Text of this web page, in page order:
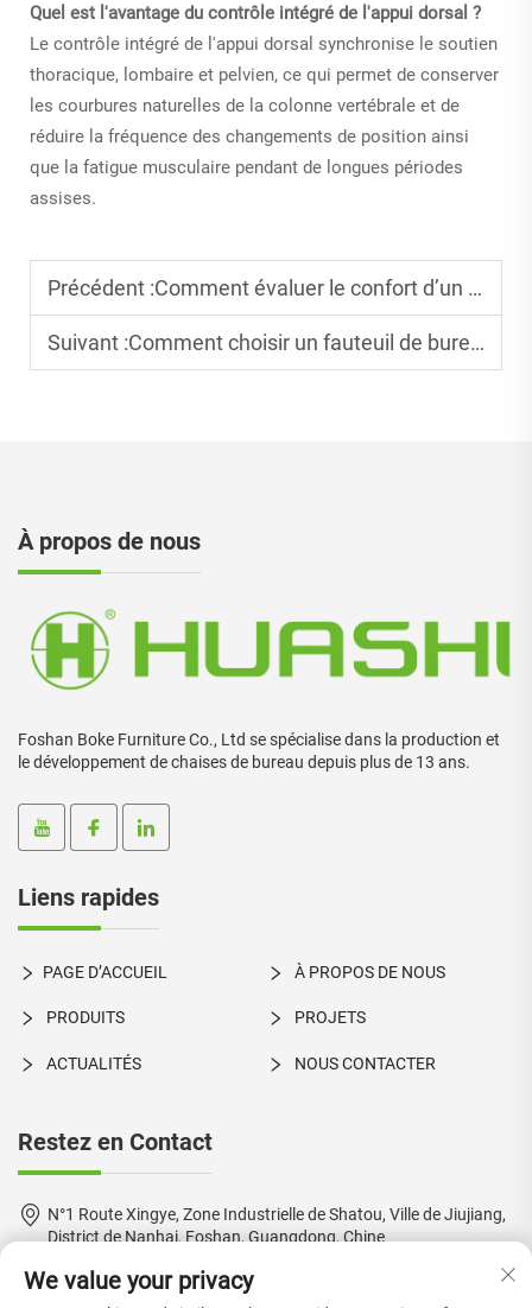
Quel est l'avantage du contrôle intégré de l'appui dorsal ?
Le contrôle intégré de l'appui dorsal synchronise le soutien
thoracique, lombaire et pelvien, ce qui permet de conserver
les courbures naturelles de la colonne vertébrale et de
réduire la fréquence des changements de position ainsi
que la fatigue musculaire pendant de longues périodes
assises.
Précédent :Comment évaluer le confort d’un fauteuil de bureau ergonomique ?
Suivant :Comment choisir un fauteuil de bureau exécutif haut de gamme pour le bureau du PDG ?
À propos de nous
Foshan Boke Furniture Co., Ltd se spécialise dans la production et
le développement de chaises de bureau depuis plus de 13 ans.
Liens rapides
PAGE D’ACCUEIL À PROPOS DE NOUS
PRODUITS PROJETS
ACTUALITÉS NOUS CONTACTER
Restez en Contact
N°1 Route Xingye, Zone Industrielle de Shatou, Ville de Jiujiang,
District de Nanhai, Foshan, Guangdong, Chine
+86-18924550960
We value your privacy